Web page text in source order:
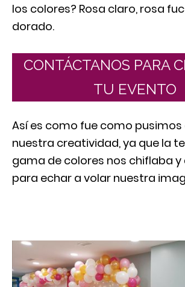
los colores? Rosa claro, rosa
dorado.
CONTÁCTANOS PARA
TU EVENTO
Así es como fue como
nuestra creatividad, ya que la
gama de colores nos chiflaba y
para echar a volar nuestra